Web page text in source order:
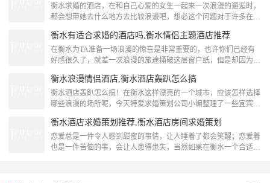
宴会酒店推荐衡水蓝欣8号公寓温馨提示：服务，卫生，安全， 酒
店标语：你是我的黄金客户，我是您的钻石服务！经过一座城，寻
衡水求婚的酒店，在和自己心爱的女生一起来一次浪漫的邂逅时，
都会想带她去什么地方去比较浪漫吧，想必这个问题对于许多在衡
给大家介绍一下衡水求婚的酒店相关内容吧。衡水求婚的酒店衡水
天成酒店衡水天成连锁酒店位于站前东路，交通便捷，地理位置优
越，环境舒适。酒店的客房干净卫生，设施完备，员工服务热情、
衡水有适合求婚的酒店吗,衡水情侣主题酒店推荐
在衡水为TA准备一场浪漫的惊喜是非常重要的，也许你们已经有
好感很久了，就差一次浪漫的旅途捅破这层窗户纸，但是却因为太
白也是要好好策划，表达出你的诚心与爱意，TellLove衡水浪漫策
划就整理了一些关于衡水情侣主题酒店推荐需要的你赶快来看吧。
衡水情侣主题酒店推荐武强布丁宾馆设施齐全，干净卫生，房间内
衡水浪漫情侣酒店,衡水酒店轰趴怎么搞
衡水酒店轰趴怎么搞！在衡水这样漂亮的一个城市，应该怎样选择
哪些浪漫的场所呢，今天特爱求婚策划公司小编整理了一些宜宾求
江之星(衡水中心街店)锦江之星（衡水中心街店）位于衡水市中心
大街，近衡水火车站、衡水长途汽车总站，方便前往衡水百货商
场、衡水商贸中心，地段优越，旅游出行便捷。锦江之星（衡水中
衡水酒店求婚策划推荐,衡水酒店房间求婚策划
恋爱总是一件令人感到甜蜜的事情，让人睡着了都会笑醒；恋爱着
也是一件苦恼的事，会让人患得患失，当然如果在衡水一个合适的